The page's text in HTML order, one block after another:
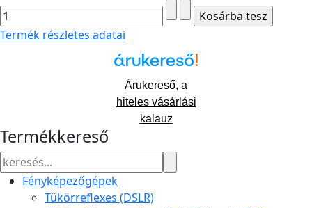
Termék részletes adatai
Árukereső, a
hiteles vásárlási
kalauz
Termékkereső
Fényképezőgépek
Tükörreflexes (DSLR)